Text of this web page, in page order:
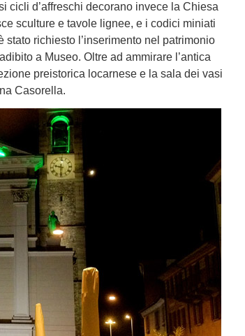
cicli d’affreschi decorano invece la Chiesa
sculture e tavole lignee, e i codici miniati
richiesto l’inserimento nel patrimonio
a Museo. Oltre ad ammirare l’antica
preistorica locarnese e la sala dei vasi
Casorella.